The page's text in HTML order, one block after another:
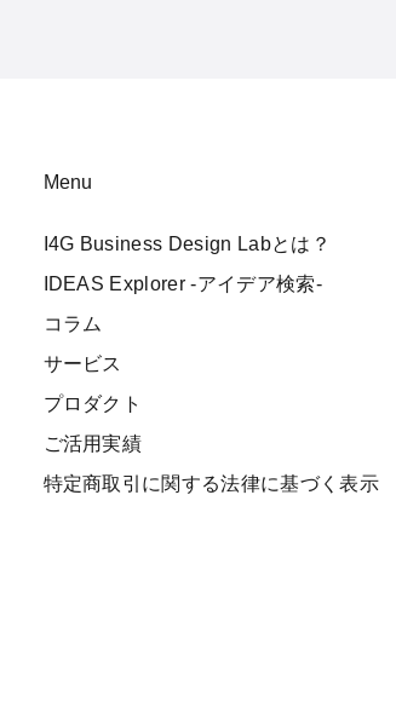
Menu
I4G Business Design Labとは？
IDEAS Explorer -アイデア検索-
コラム
サービス
プロダクト
ご活用実績
特定商取引に関する法律に基づく表示